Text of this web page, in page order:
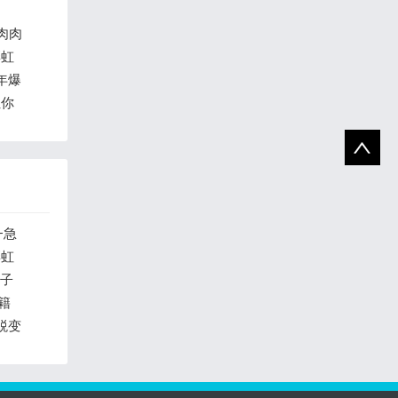
肉
爆
变